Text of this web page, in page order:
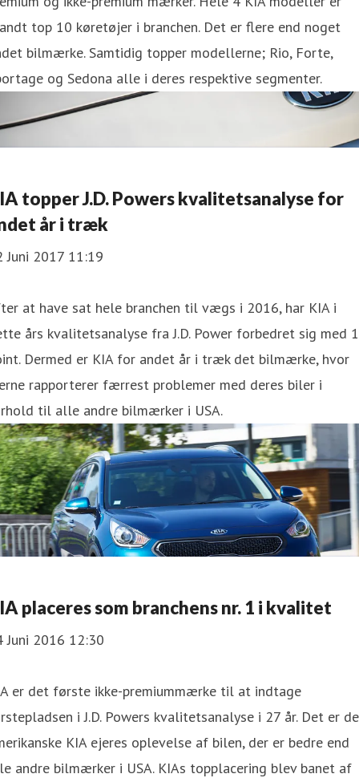
top 10 køretøjer i branchen. Det er flere end noget
bilmærke. Samtidig topper modellerne; Rio, Forte,
og Sedona alle i deres respektive segmenter.
topper J.D. Powers kvalitetsanalyse for
år i træk
Juni 2017 11:19
at have sat hele branchen til vægs i 2016, har KIA i
års kvalitetsanalyse fra J.D. Power forbedret sig med
Dermed er KIA for andet år i træk det bilmærke, hvor
rapporterer færrest problemer med deres biler i
til alle andre bilmærker i USA.
placeres som branchens nr. 1 i kvalitet
Juni 2016 12:30
er det første ikke-premiummærke til at indtage
i J.D. Powers kvalitetsanalyse i 27 år. Det er de
KIA ejeres oplevelse af bilen, der er bedre end
andre bilmærker i USA. KIAs topplacering blev banet af